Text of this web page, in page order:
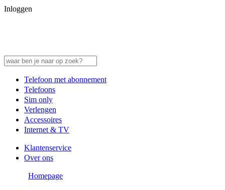
Inloggen
Telefoon met abonnement
Telefoons
Sim only
Verlengen
Accessoires
Internet & TV
Klantenservice
Over ons
Homepage